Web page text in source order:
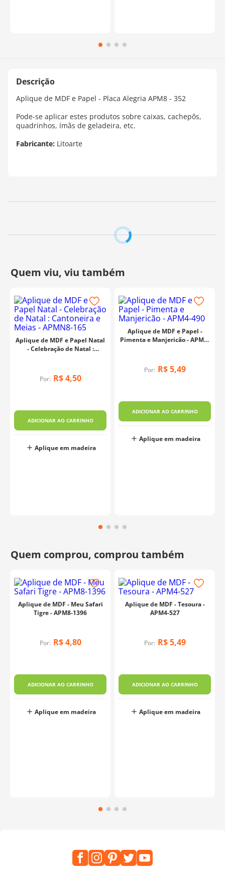
Aplique de MDF e Papel - Placa Alegria APM8 - 352
Pode-se aplicar estes produtos sobre caixas, cachepôs,
quadrinhos, ímãs de geladeira, etc.
Fabricante: Litoarte
Aplique de MDF e Papel Natal
- Celebração de Natal :
Por: R$ 4,50
ADICIONAR AO CARRINHO
Aplique em madeira
Aplique de MDF e Papel -
Pimenta e Manjericão - APM4-
Por: R$ 5,49
ADICIONAR AO CARRINHO
Aplique em madeira
Aplique de MDF - Meu Safari
Tigre - APM8-1396
Por: R$ 4,80
ADICIONAR AO CARRINHO
Aplique em madeira
Aplique de MDF - Tesoura -
APM4-527
Por: R$ 5,49
ADICIONAR AO CARRINHO
Aplique em madeira